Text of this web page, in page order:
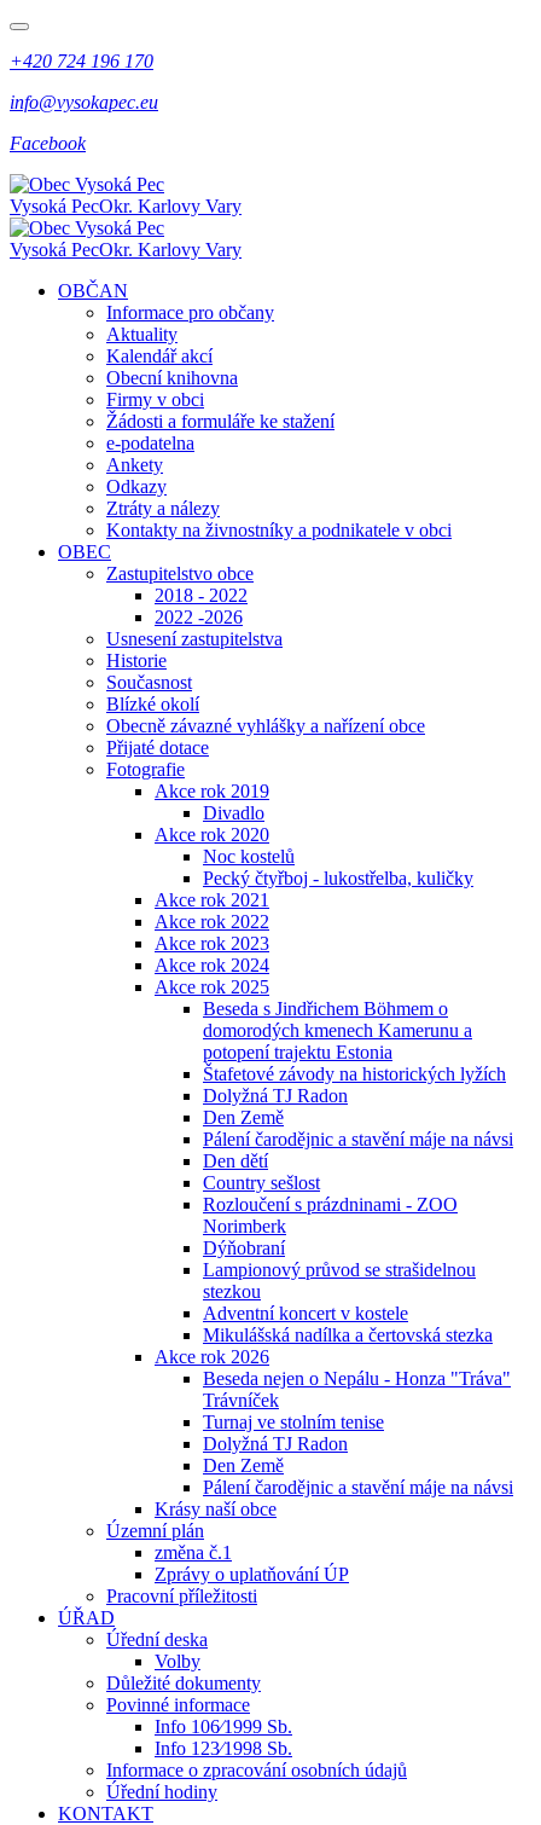
+420 724 196 170
info@vysokapec.eu
Facebook
Vysoká PecOkr. Karlovy Vary
Vysoká PecOkr. Karlovy Vary
OBČAN
Informace pro občany
Aktuality
Kalendář akcí
Obecní knihovna
Firmy v obci
Žádosti a formuláře ke stažení
e-podatelna
Ankety
Odkazy
Ztráty a nálezy
Kontakty na živnostníky a podnikatele v obci
OBEC
Zastupitelstvo obce
2018 - 2022
2022 -2026
Usnesení zastupitelstva
Historie
Současnost
Blízké okolí
Obecně závazné vyhlášky a nařízení obce
Přijaté dotace
Fotografie
Akce rok 2019
Divadlo
Akce rok 2020
Noc kostelů
Pecký čtyřboj - lukostřelba, kuličky
Akce rok 2021
Akce rok 2022
Akce rok 2023
Akce rok 2024
Akce rok 2025
Beseda s Jindřichem Böhmem o
domorodých kmenech Kamerunu a
potopení trajektu Estonia
Štafetové závody na historických lyžích
Dolyžná TJ Radon
Den Země
Pálení čarodějnic a stavění máje na návsi
Den dětí
Country sešlost
Rozloučení s prázdninami - ZOO
Norimberk
Dýňobraní
Lampionový průvod se strašidelnou
stezkou
Adventní koncert v kostele
Mikulášská nadílka a čertovská stezka
Akce rok 2026
Beseda nejen o Nepálu - Honza "Tráva"
Trávníček
Turnaj ve stolním tenise
Dolyžná TJ Radon
Den Země
Pálení čarodějnic a stavění máje na návsi
Krásy naší obce
Územní plán
změna č.1
Zprávy o uplatňování ÚP
Pracovní příležitosti
ÚŘAD
Úřední deska
Volby
Důležité dokumenty
Povinné informace
Info 106⁄1999 Sb.
Info 123⁄1998 Sb.
Informace o zpracování osobních údajů
Úřední hodiny
KONTAKT